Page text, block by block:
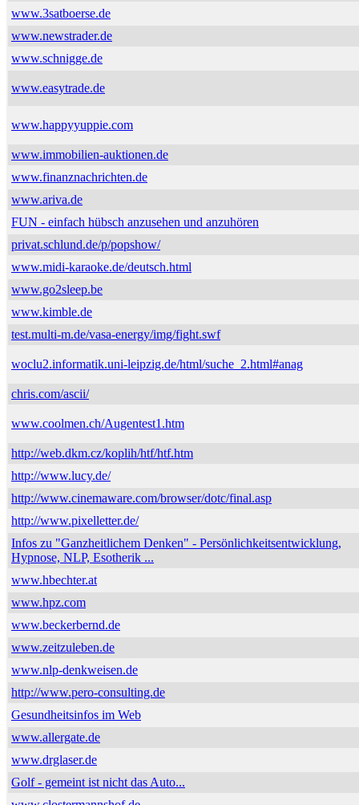
www.3satboerse.de
www.newstrader.de
www.schnigge.de
www.easytrade.de
www.happyyuppie.com
www.immobilien-auktionen.de
www.finanznachrichten.de
www.ariva.de
FUN - einfach hübsch anzusehen und anzuhören
privat.schlund.de/p/popshow/
www.midi-karaoke.de/deutsch.html
www.go2sleep.be
www.kimble.de
test.multi-m.de/vasa-energy/img/fight.swf
woclu2.informatik.uni-leipzig.de/html/suche_2.html#anag
chris.com/ascii/
www.coolmen.ch/Augentest1.htm
http://web.dkm.cz/koplih/htf/htf.htm
http://www.lucy.de/
http://www.cinemaware.com/browser/dotc/final.asp
http://www.pixelletter.de/
Infos zu "Ganzheitlichem Denken" - Persönlichkeitsentwicklung,
Hypnose, NLP, Esotherik ...
www.hbechter.at
www.hpz.com
www.beckerbernd.de
www.zeitzuleben.de
www.nlp-denkweisen.de
http://www.pero-consulting.de
Gesundheitsinfos im Web
www.allergate.de
www.drglaser.de
Golf - gemeint ist nicht das Auto...